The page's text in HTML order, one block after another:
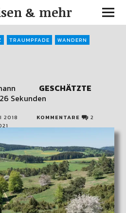
& mehr
TRAUMPFADE WANDERN
GESCHÄTZTE
Sekunden
2018 KOMMENTARE
2